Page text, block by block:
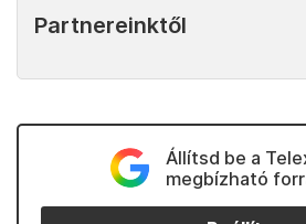
Partnereinktől
Állítsd be a
megbízható